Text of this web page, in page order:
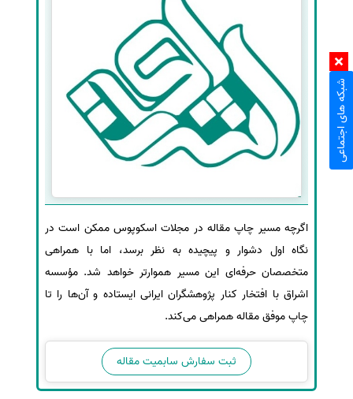
اگرچه مسیر چاپ مقاله در مجلات اسکوپوس ممکن است در
نگاه اول دشوار و پیچیده به نظر برسد، اما با همراهی
متخصصان حرفه‌ای این مسیر هموارتر خواهد شد. مؤسسه
اشراق با افتخار کنار پژوهشگران ایرانی ایستاده و آن‌ها را تا
چاپ موفق مقاله همراهی می‌کند.
ثبت سفارش سابمیت مقاله
شبکه های اجتماعی